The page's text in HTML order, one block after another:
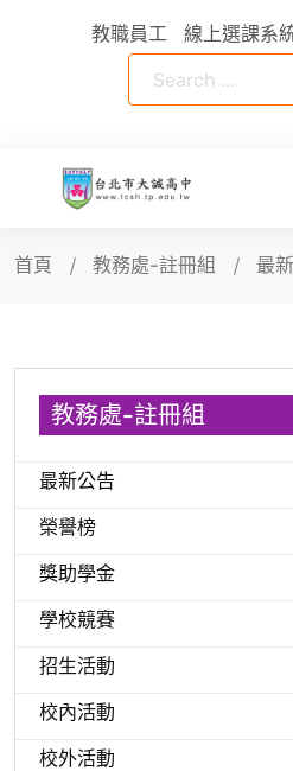
教職員工 線上選課系
首頁 教務處-註冊組 最
教務處-註冊組
最新公告
榮譽榜
獎助學金
學校競賽
招生活動
校內活動
校外活動